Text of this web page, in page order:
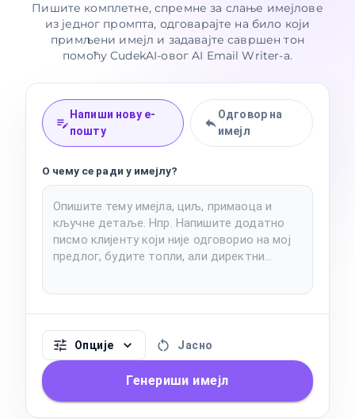
Пишите комплетне, спремне за слање имејлове
из једног промпта, одговарајте на било који
примљени имејл и задавајте савршен тон
помоћу CudekAI-овог AI Email Writer-а.
Напиши нову е-
пошту
Одговор на
имејл
О чему се ради у имејлу?
Опције Јасно
Генериши имејл